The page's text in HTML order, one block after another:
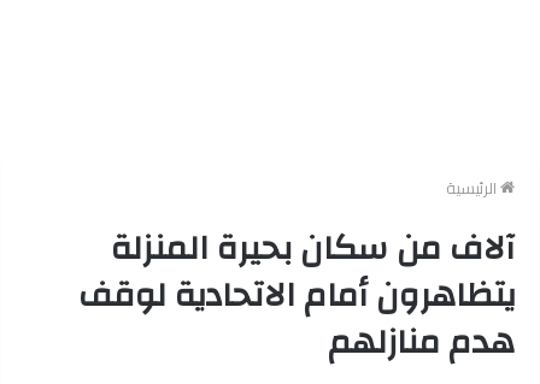
الرئيسية
آلاف من سكان بحيرة المنزلة
يتظاهرون أمام الاتحادية لوقف
هدم منازلهم